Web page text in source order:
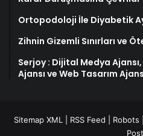
Ortopodoloji İle Diyabetik
Zihnin Gizemli Sınırları ve
Serjoy : Dijital Medya
Ajansı ve Web Tasarım
Sitemap XML RSS Feed Robots
Post